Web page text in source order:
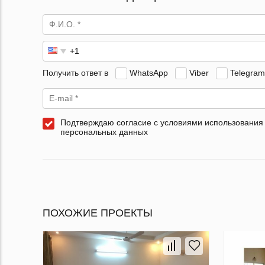
Получить ответ в WhatsApp Viber Telegram
Подтверждаю согласие с условиями использования
персональных данных
ПОХОЖИЕ ПРОЕКТЫ